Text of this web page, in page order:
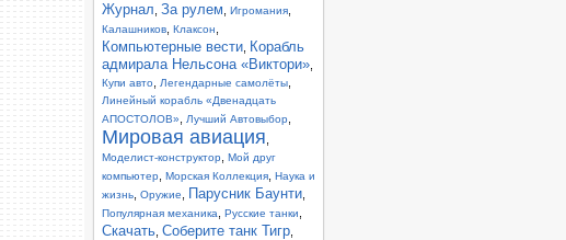
Журнал За рулем Игромания
Калашников Клаксон
Компьютерные вести Корабль
адмирала Нельсона «Виктори»
Купи авто Легендарные самолёты
Линейный корабль «Двенадцать
АПОСТОЛОВ»
Лучший Автовыбор
Мировая авиация
Моделист-конструктор Мой друг
компьютер Морская Коллекция Наука и
жизнь Оружие Парусник Баунти
Популярная механика Русские танки
Скачать Соберите танк Тигр